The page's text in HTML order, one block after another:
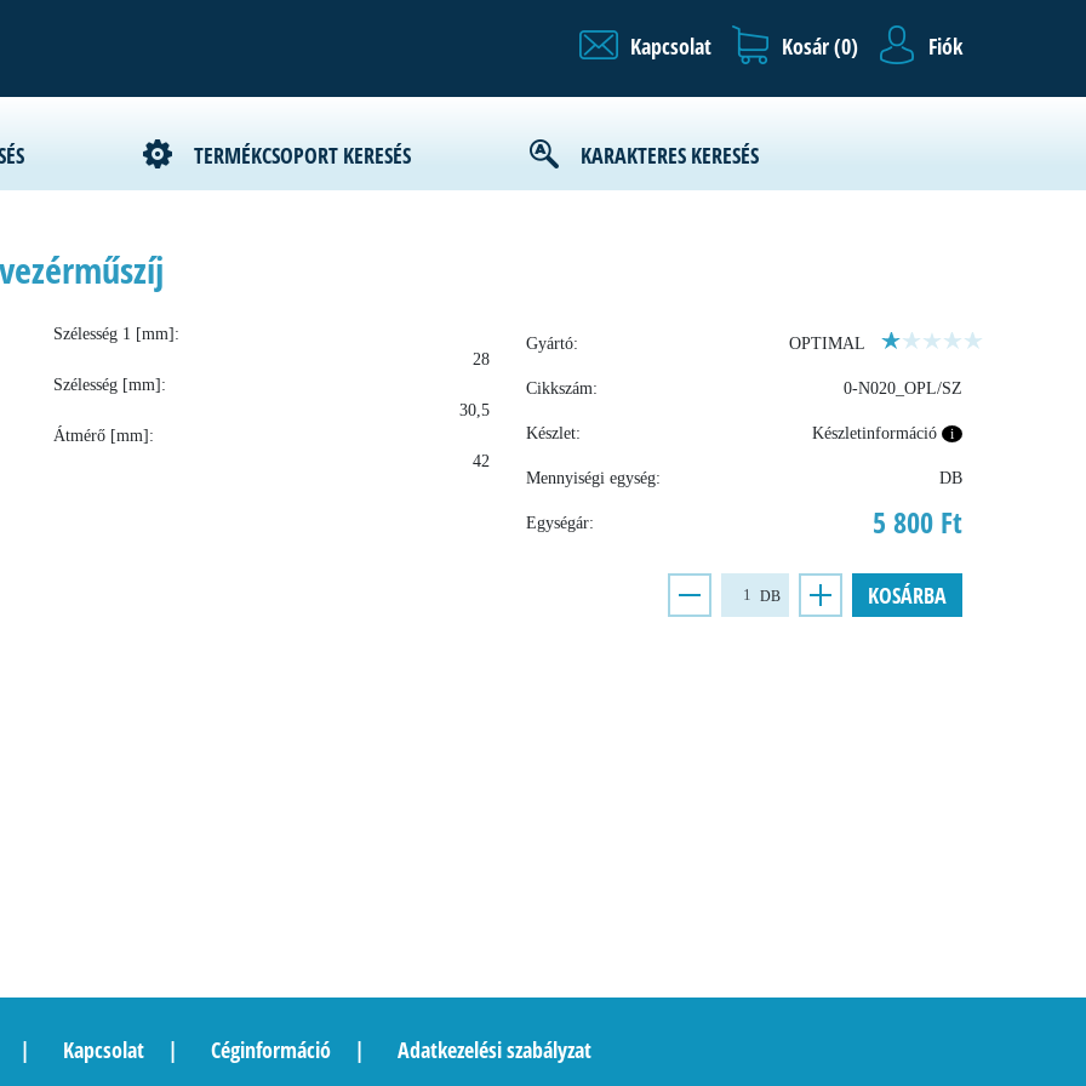
Kapcsolat Kosár (0) Fiók
TERMÉKCSOPORT KERESÉS KARAKTERES KERESÉS
Szélesség 1 [mm]:
28
Szélesség [mm]:
30,5
Átmérő [mm]:
42
Gyártó: OPTIMAL
Cikkszám: 0-N020_OPL/SZ
Készlet: Készletinformáció i
Mennyiségi egység: DB
Egységár: 5 800 Ft
DB KOSÁRBA
Kapcsolat Céginformáció Adatkezelési szabályzat